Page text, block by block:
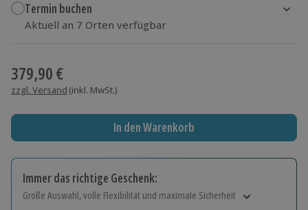
Termin buchen
Aktuell an 7 Orten verfügbar
379,90 €
zzgl. Versand (inkl. MwSt.)
In den Warenkorb
Immer das richtige Geschenk:
Große Auswahl, volle Flexibilität und maximale Sicherheit